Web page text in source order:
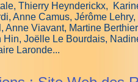
Thierry Heynderickx,
Anne Camus, Jérôme
Viavant, Martine
Joëlle Le Bourdais,
Laronde...